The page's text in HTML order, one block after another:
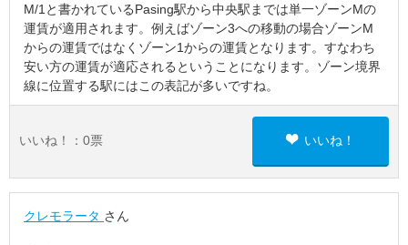
M/1と書かれているPasing駅から中央駅までは単一ゾーンMの
運賃が適用されます。例えばゾーン3への移動の場合ゾーンM
からの運賃ではなくゾーン1からの運賃となります。すなわち
安い方の運賃が適応されるということになります。ゾーン境界
線に位置する駅にはこの表記が多いですね。
いいね！： 0票 いいね！
クレモラータ さん